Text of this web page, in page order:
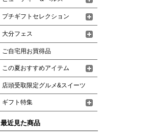
プチギフトセレクション
大分フェス
ご自宅用お買得品
この夏おすすめアイテム
店頭受取限定グルメ&スイーツ
ギフト特集
最近見た商品